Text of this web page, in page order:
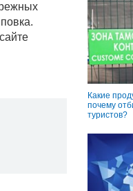
Какие
почему
туристов?